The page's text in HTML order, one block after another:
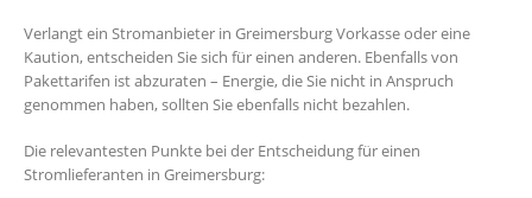
Verlangt ein Stromanbieter in Greimersburg Vorkasse oder eine
Kaution, entscheiden Sie sich für einen anderen. Ebenfalls von
Pakettarifen ist abzuraten – Energie, die Sie nicht in Anspruch
genommen haben, sollten Sie ebenfalls nicht bezahlen.
Die relevantesten Punkte bei der Entscheidung für einen
Stromlieferanten in Greimersburg: